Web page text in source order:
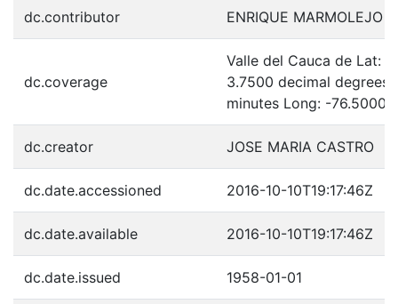
dc.contributor ENRIQUE MARMOLEJO
dc.coverage
Valle del Cauca de Lat:
3.7500 decimal degrees
minutes Long: -76.5000
dc.creator JOSE MARIA CASTRO
dc.date.accessioned 2016-10-10T19:17:46Z
dc.date.available 2016-10-10T19:17:46Z
dc.date.issued 1958-01-01